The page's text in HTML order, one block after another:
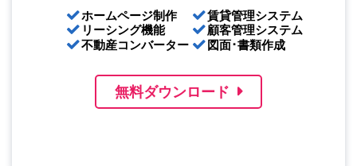
ホームページ制作
リーシング機能
不動産コンバーター
賃貸管理システム
顧客管理システム
図面･書類作成
無料ダウンロード